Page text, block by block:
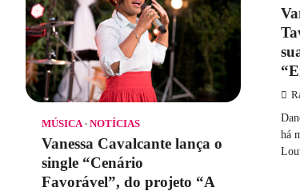
MÚSICA NOTÍCIAS
Vanessa Cavalcante lança o
single “Cenário
Favorável”, do projeto “A
há